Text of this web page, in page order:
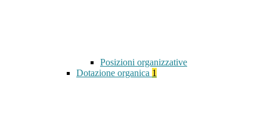
Posizioni organizzative
Dotazione organica 1